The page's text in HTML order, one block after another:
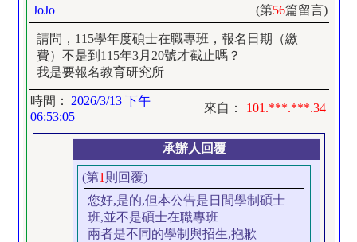
JoJo (第56篇留言)
請問，115學年度碩士在職專班，報名日期（繳
費）不是到115年3月20號才截止嗎？
我是要報名教育研究所
時間：
2026/3/13 下午
06:53:05
來自： 101.***.***.34
承辦人回覆
(第1 則回覆)
您好,是的,但本公告是日間學制碩士
班,並不是碩士在職專班
兩者是不同的學制與招生,抱歉